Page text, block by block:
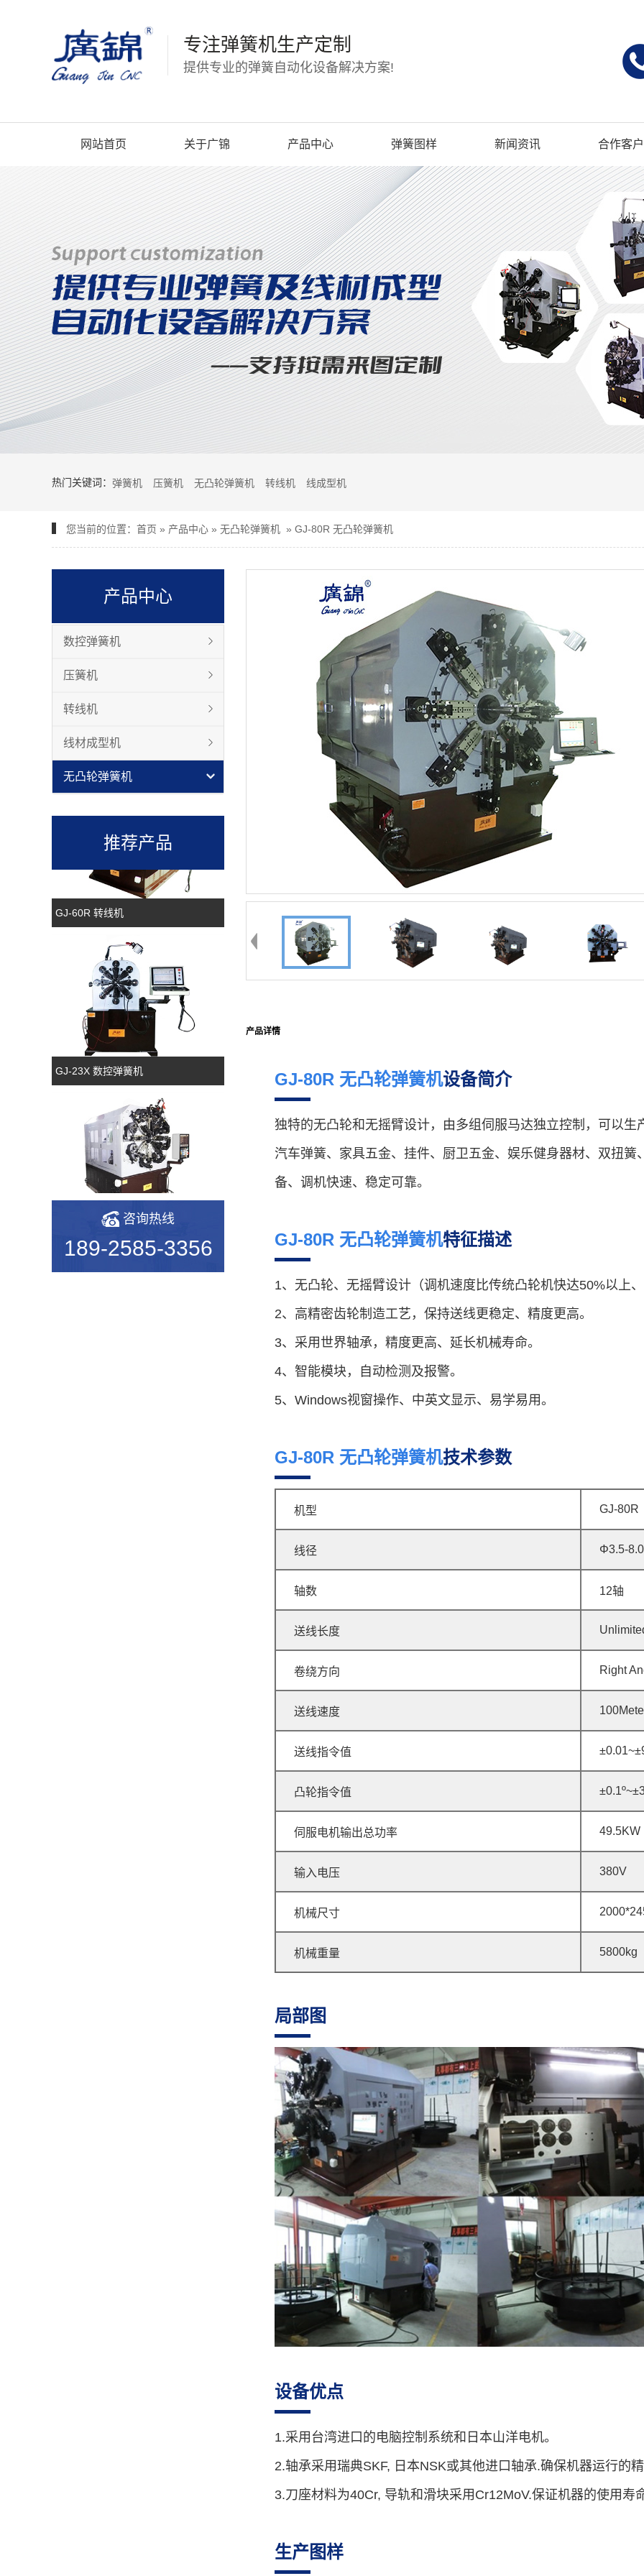
专注弹簧机生产定制
提供专业的弹簧自动化设备解决方案!
网站首页 关于广锦 产品中心 弹簧图样 新闻资讯 合作客户
热门关键词： 弹簧机 压簧机 无凸轮弹簧机 转线机 线成型机
您当前的位置： 首页 » 产品中心 » 无凸轮弹簧机 » GJ-80R 无凸轮弹簧机
产品中心
数控弹簧机
压簧机
转线机
线材成型机
无凸轮弹簧机
推荐产品
GJ-60R 转线机
GJ-23X 数控弹簧机
GJ-50TR 凸轮转线机
咨询热线
189-2585-3356
产品详情
GJ-80R 无凸轮弹簧机设备简介
独特的无凸轮和无摇臂设计，由多组伺服马达独立控制，可以
汽车弹簧、家具五金、挂件、厨卫五金、娱乐健身器材、双扭
备、调机快速、稳定可靠。
GJ-80R 无凸轮弹簧机特征描述
1、无凸轮、无摇臂设计（调机速度比传统凸轮机快达50%以上
2、高精密齿轮制造工艺，保持送线更稳定、精度更高。
3、采用世界轴承，精度更高、延长机械寿命。
4、智能模块，自动检测及报警。
5、Windows视窗操作、中英文显示、易学易用。
GJ-80R 无凸轮弹簧机技术参数
机型 GJ-80R
线径 Φ3.5-
轴数 12轴
送线长度
卷绕方向 Right
送线速度
送线指令值
凸轮指令值
伺服电机输出总功率 49.5KW
输入电压 380V
机械尺寸
机械重量 5800kg
局部图
设备优点
1.采用台湾进口的电脑控制系统和日本山洋电机。
2.轴承采用瑞典SKF, 日本NSK或其他进口轴承.确保机器运行的
3.刀座材料为40Cr, 导轨和滑块采用Cr12MoV.保证机器的使用寿
生产图样